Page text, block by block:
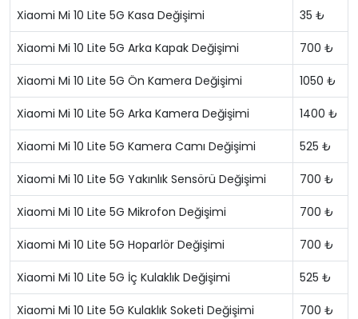
Xiaomi Mi 10 Lite 5G Kasa Değişimi 35 ₺
Xiaomi Mi 10 Lite 5G Arka Kapak Değişimi 700 ₺
Xiaomi Mi 10 Lite 5G Ön Kamera Değişimi 1050 ₺
Xiaomi Mi 10 Lite 5G Arka Kamera Değişimi 1400 ₺
Xiaomi Mi 10 Lite 5G Kamera Camı Değişimi 525 ₺
Xiaomi Mi 10 Lite 5G Yakınlık Sensörü Değişimi 700 ₺
Xiaomi Mi 10 Lite 5G Mikrofon Değişimi 700 ₺
Xiaomi Mi 10 Lite 5G Hoparlör Değişimi 700 ₺
Xiaomi Mi 10 Lite 5G İç Kulaklık Değişimi 525 ₺
Xiaomi Mi 10 Lite 5G Kulaklık Soketi Değişimi 700 ₺